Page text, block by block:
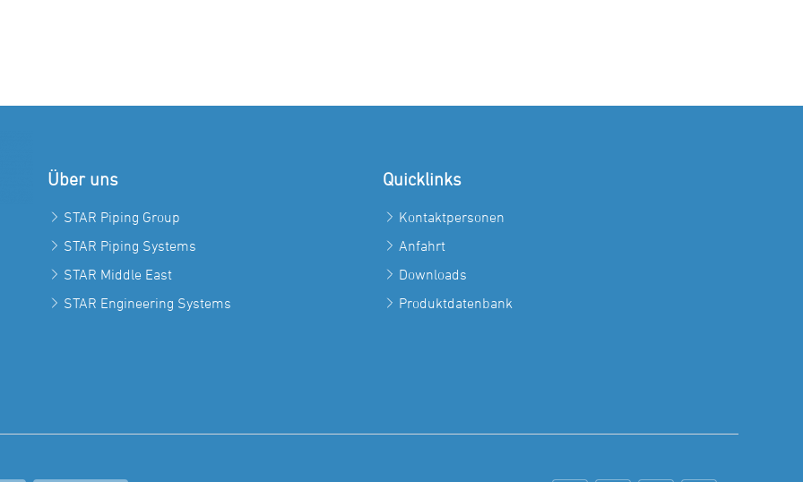
Über uns
STAR Piping Group
STAR Piping Systems
STAR Middle East
STAR Engineering Systems
Quicklinks
Kontaktpersonen
Anfahrt
Downloads
Produktdatenbank